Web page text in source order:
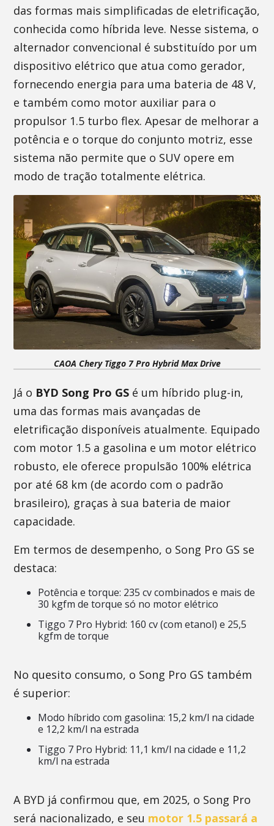
das formas mais simplificadas de eletrificação,
conhecida como híbrida leve. Nesse sistema, o
alternador convencional é substituído por um
dispositivo elétrico que atua como gerador,
fornecendo energia para uma bateria de 48 V,
e também como motor auxiliar para o
propulsor 1.5 turbo flex. Apesar de melhorar a
potência e o torque do conjunto motriz, esse
sistema não permite que o SUV opere em
modo de tração totalmente elétrica.
CAOA Chery Tiggo 7 Pro Hybrid Max Drive
Já o BYD Song Pro GS é um híbrido plug-in,
uma das formas mais avançadas de
eletrificação disponíveis atualmente. Equipado
com motor 1.5 a gasolina e um motor elétrico
robusto, ele oferece propulsão 100% elétrica
por até 68 km (de acordo com o padrão
brasileiro), graças à sua bateria de maior
capacidade.
Em termos de desempenho, o Song Pro GS se
destaca:
Potência e torque: 235 cv combinados e mais de
30 kgfm de torque só no motor elétrico
Tiggo 7 Pro Hybrid: 160 cv (com etanol) e 25,5
kgfm de torque
No quesito consumo, o Song Pro GS também
é superior:
Modo híbrido com gasolina: 15,2 km/l na cidade
e 12,2 km/l na estrada
Tiggo 7 Pro Hybrid: 11,1 km/l na cidade e 11,2
km/l na estrada
A BYD já confirmou que, em 2025, o Song Pro
será nacionalizado, e seu motor 1.5 passará a